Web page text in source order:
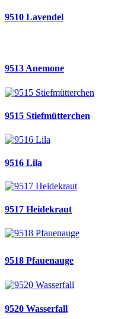
9510 Lavendel
9513 Anemone
9515 Stiefmütterchen
9516 Lila
9517 Heidekraut
9518 Pfauenauge
9520 Wasserfall